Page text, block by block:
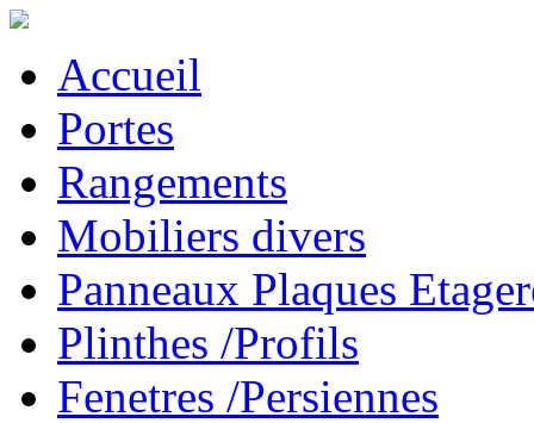
Accueil
Portes
Rangements
Mobiliers divers
Panneaux Plaques
Plinthes /Profils
Fenetres /Persiennes